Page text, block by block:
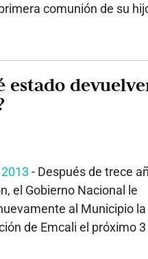
comunión de su
devuelven a
- Después de trece
el Gobierno Nacional le
al Municipio la
de Emcali el próximo 3